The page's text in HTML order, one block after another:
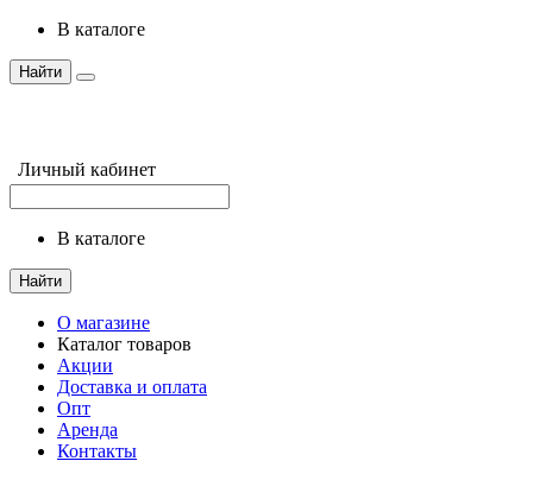
в каталоге
Найти
Личный кабинет
в каталоге
Найти
О магазине
Каталог товаров
Акции
Доставка и оплата
Опт
Аренда
Контакты